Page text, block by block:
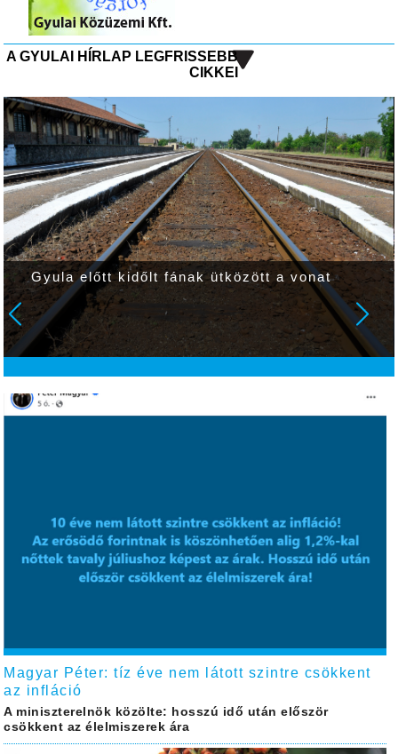
A GYULAI HÍRLAP LEGFRISSEBB
CIKKEI
Szombaton a kevés fátyol- és gomolyfelhő
mellet sok napsütés várható
Magyar Péter: tíz éve nem látott szintre csökkent
az infláció
A miniszterelnök közölte: hosszú idő után először
csökkent az élelmiszerek ára